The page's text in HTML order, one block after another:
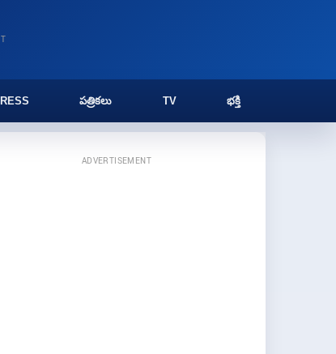
పత్రికలు TV భక్తి
ADVERTISEMENT